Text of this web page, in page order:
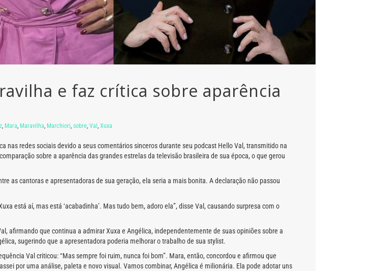
e faz crítica sobre aparência
Mara Maravilha Marchiori sobre Val Xuxa
nas redes sociais devido a seus comentários sinceros durante seu podcast Hello Val, transmitido na
sobre a aparência das grandes estrelas da televisão brasileira de sua época, o que gerou
as cantoras e apresentadoras de sua geração, ela seria a mais bonita. A declaração não passou
está aí, mas está ‘acabadinha’. Mas tudo bem, adoro ela”, disse Val, causando surpresa com o
afirmando que continua a admirar Xuxa e Angélica, independentemente de suas opiniões sobre a
sugerindo que a apresentadora poderia melhorar o trabalho de sua stylist.
Val criticou: “Mas sempre foi ruim, nunca foi bom”. Mara, então, concordou e afirmou que
por uma análise, paleta e novo visual. Vamos combinar, Angélica é milionária. Ela pode adotar uns